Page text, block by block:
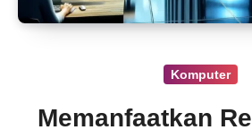
Komputer
Memanfaatkan